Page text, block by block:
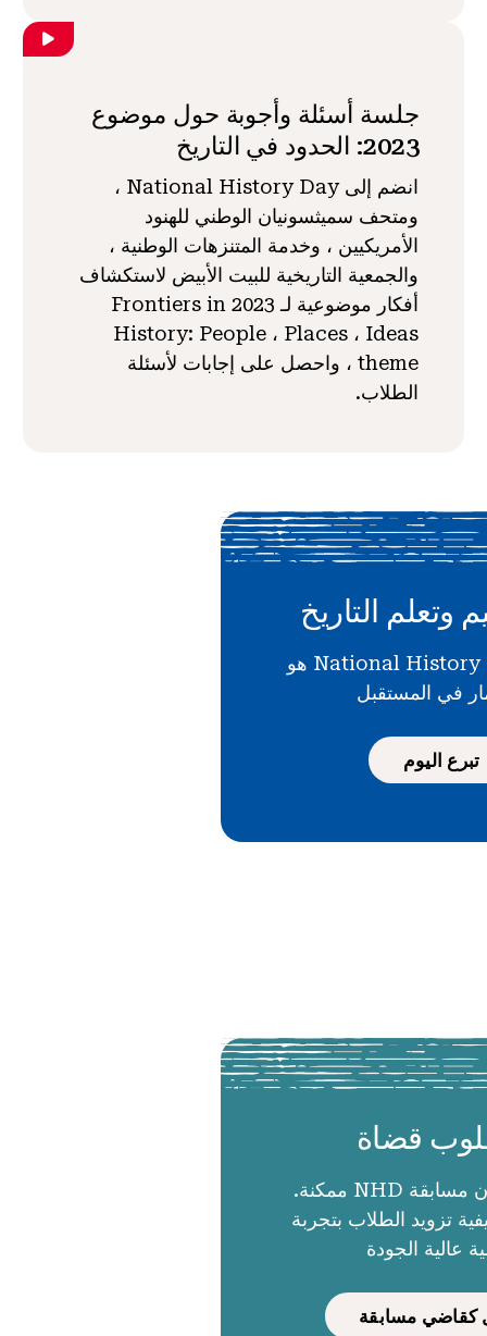
جلسة أسئلة وأجوبة حول موضوع
2023: الحدود في التاريخ
انضم إلى National History Day ،
ومتحف سميثسونيان الوطني للهنود
الأمريكيين ، وخدمة المتنزهات الوطنية ،
والجمعية التاريخية للبيت الأبيض لاستكشاف
أفكار موضوعية لـ 2023 Frontiers in
History: People ، Places ، Ideas
theme ، واحصل على إجابات لأسئلة
الطلاب.
وتعلم التاريخ
دعمك لـ National History Day هو
في المستقبل
تبرع اليوم
قضاة
الحكام يجعلون مسابقة NHD ممكنة.
تزويد الطلاب بتجربة
عالية الجودة
مسابقة